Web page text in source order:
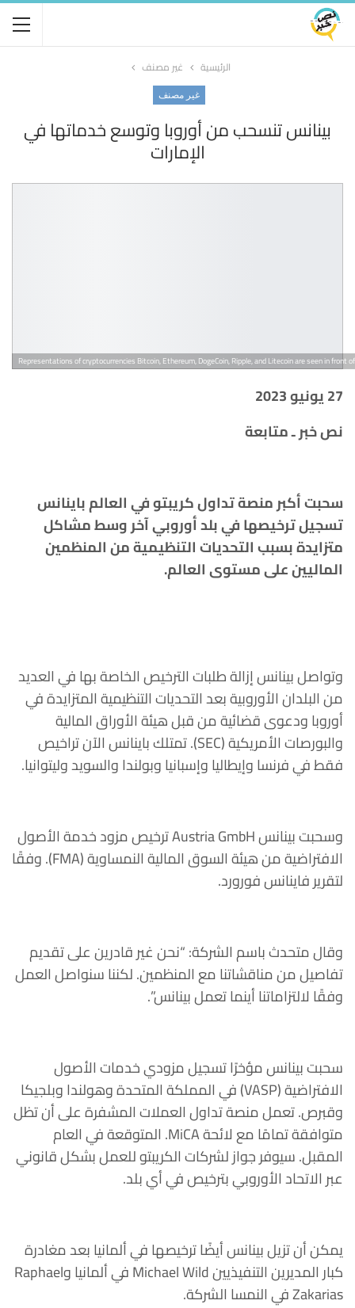
الرئيسية غير مصنف
غير مصنف
بينانس تنسحب من أوروبا وتوسع خدماتها في
الإمارات
Representations of cryptocurrencies Bitcoin, Ethereum, DogeCoin, Ripple, and Litecoin are seen in
27يونيو2023
نص خبر ـ متابعة
سحبت أكبر منصة تداول كريبتو في العالم باينانس
تسجيل ترخيصها في بلد أوروبي آخر وسط مشاكل
متزايدة بسبب التحديات التنظيمية من المنظمين
الماليين على مستوى العالم.
وتواصل بينانس إزالة طلبات الترخيص الخاصة بها في العديد
من البلدان الأوروبية بعد التحديات التنظيمية المتزايدة في
أوروبا ودعوى قضائية من قبل هيئة الأوراق المالية
والبورصات الأمريكية (SEC). تمتلك باينانس الآن تراخيص
فقط في فرنسا وإيطاليا وإسبانيا وبولندا والسويد وليتوانيا.
وسحبت بينانس Austria GmbH ترخيص مزود خدمة الأصول
الافتراضية من هيئة السوق المالية النمساوية (FMA). وفقًا
لتقرير فاينانس فورورد.
وقال متحدث باسم الشركة: “نحن غير قادرين على تقديم
تفاصيل من مناقشاتنا مع المنظمين. لكننا سنواصل العمل
وفقًا لالتزاماتنا أينما تعمل بينانس”.
سحبت بينانس مؤخرًا تسجيل مزودي خدمات الأصول
الافتراضية (VASP) في المملكة المتحدة وهولندا وبلجيكا
وقبرص. تعمل منصة تداول العملات المشفرة على أن تظل
متوافقة تمامًا مع لائحة MiCA. المتوقعة في العام
المقبل. سيوفر جواز لشركات الكريبتو للعمل بشكل قانوني
عبر الاتحاد الأوروبي بترخيص في أي بلد.
يمكن أن تزيل بينانس أيضًا ترخيصها في ألمانيا بعد مغادرة
كبار المديرين التنفيذيين Michael Wild في ألمانيا وRaphael
Zakarias في النمسا الشركة.